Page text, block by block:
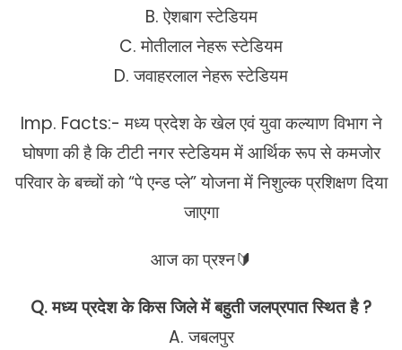
B. ऐशबाग स्टेडियम
C. मोतीलाल नेहरू स्टेडियम
D. जवाहरलाल नेहरू स्टेडियम
Imp. Facts:- मध्य प्रदेश के खेल एवं युवा कल्याण विभाग ने
घोषणा की है कि टीटी नगर स्टेडियम में आर्थिक रूप से कमजोर
परिवार के बच्चों को “पे एन्ड प्ले” योजना में निशुल्क प्रशिक्षण दिया
जाएगा
आज का प्रश्न🔰
Q. मध्य प्रदेश के किस जिले में बहुती जलप्रपात स्थित है ?
A. जबलपुर